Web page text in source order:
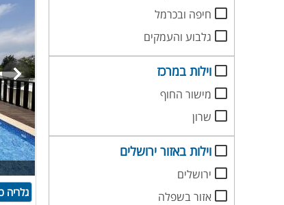
חיפה ובכרמל
גלבוע והעמקים
וילות במרכז
מישור החוף
שרון
וילות באזור ירושלים
ירושלים
אזור בשפלה
גלריה